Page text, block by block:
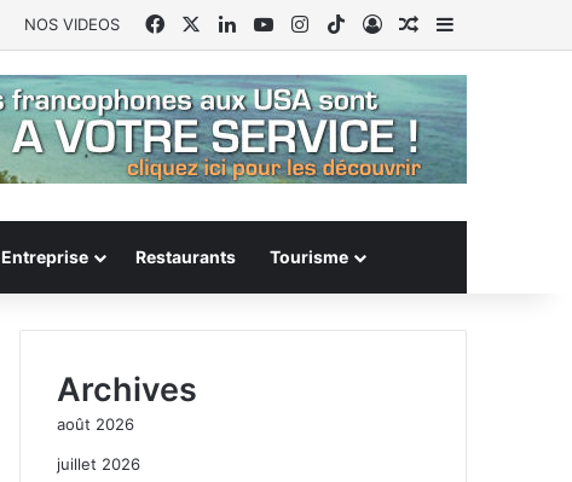
NOS VIDEOS FacebookLinkedinYouTubeInstagram
TikTokConnexion
Article Aléatoire
Sidebar
Entreprise Restaurants Tourisme
Archives
août 2026
juillet 2026